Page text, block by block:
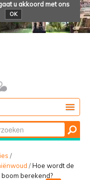
u akkoord met ons
OK
/
/Hoe wordt de
berekend?